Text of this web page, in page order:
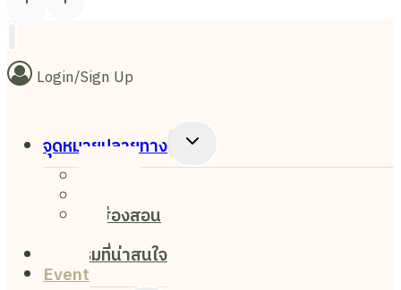
Login/Sign Up
จุดหมายปลายทาง Toggle
Menu
แม่ฮ่องสอน
กิจกรรมที่น่าสนใจ
Event